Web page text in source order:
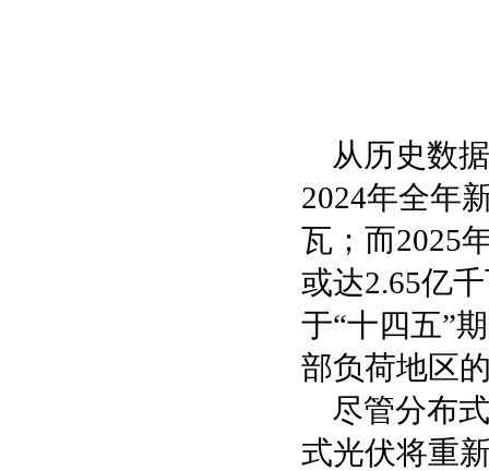
从历史数
2024年全年
瓦；而2025
或达2.65亿
于“十四五”
部负荷地区
尽管分布
式光伏将重